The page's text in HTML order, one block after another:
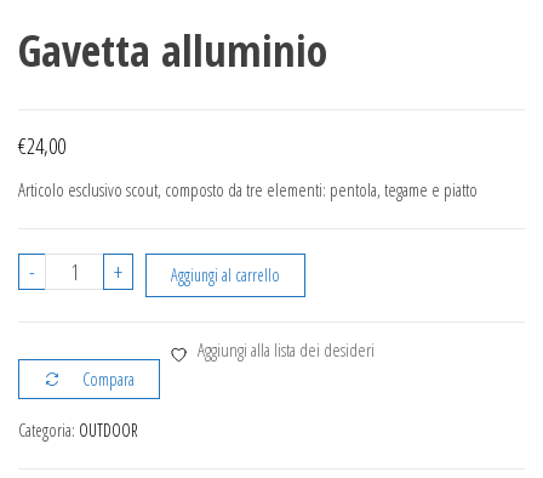
Gavetta alluminio
€24,00
Articolo esclusivo scout, composto da tre elementi: pentola, tegame e piatto
-
Gavetta
alluminio
+ Aggiungi al carrello
Aggiungi alla lista dei desideri
Compara
Categoria: OUTDOOR